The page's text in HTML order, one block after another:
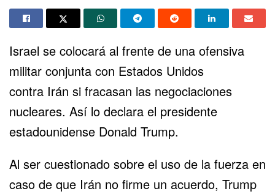
Israel se colocará al frente de una ofensiva
militar conjunta con Estados Unidos
contra Irán si fracasan las negociaciones
nucleares. Así lo declara el presidente
estadounidense Donald Trump.
Al ser cuestionado sobre el uso de la fuerza en
caso de que Irán no firme un acuerdo, Trump